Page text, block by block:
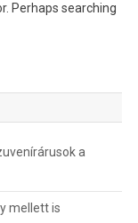
Perhaps searching
a
mellett is